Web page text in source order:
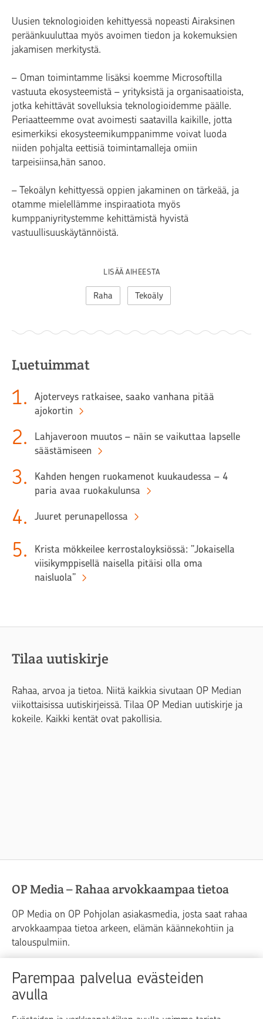
Parempaa palvelua evästeiden
avulla
Uusien teknologioiden kehittyessä nopeasti Airaksinen
peräänkuuluttaa myös avoimen tiedon ja kokemuksien
jakamisen merkitystä.
– Oman toimintamme lisäksi koemme Microsoftilla
vastuuta ekosysteemistä – yrityksistä ja organisaatioista,
jotka kehittävät sovelluksia teknologioidemme päälle.
Periaatteemme ovat avoimesti saatavilla kaikille, jotta
esimerkiksi ekosysteemikumppanimme voivat luoda
niiden pohjalta eettisiä toimintamalleja omiin
tarpeisiinsa,hän sanoo.
– Tekoälyn kehittyessä oppien jakaminen on tärkeää, ja
otamme mielellämme inspiraatiota myös
kumppaniyritystemme kehittämistä hyvistä
vastuullisuuskäytännöistä.
LISÄÄ AIHEESTA
Raha Tekoäly
Luetuimmat
1.
Ajoterveys ratkaisee, saako vanhana pitää
ajokortin
2.
Lahjaveroon muutos – näin se vaikuttaa lapselle
säästämiseen
3.
Kahden hengen ruokamenot kuukaudessa – 4
paria avaa ruokakulunsa
4. Juuret perunapellossa
5.
Krista mökkeilee kerrostaloyksiössä: ”Jokaisella
viisikymppisellä naisella pitäisi olla oma
naisluola”
Tilaa uutiskirje
Rahaa, arvoa ja tietoa. Niitä kaikkia sivutaan OP Median
viikottaisissa uutiskirjeissä. Tilaa OP Median uutiskirje ja
kokeile. Kaikki kentät ovat pakollisia.
OP Media – Rahaa arvokkaampaa tietoa
OP Media on OP Pohjolan asiakasmedia, josta saat rahaa
arvokkaampaa tietoa arkeen, elämän käännekohtiin ja
talouspulmiin.
Raha Elämä
Yrityselämä
Blogit ja puheenvuorot